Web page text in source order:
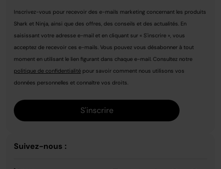
Inscrivez-vous pour recevoir des e-mails marketing concernant les produits
Shark et Ninja, ainsi que des offres, des conseils et des actualités. En
saisissant votre adresse e-mail et en cliquant sur « S'inscrire », vous
acceptez de recevoir ces e-mails. Vous pouvez vous désabonner à tout
moment en utilisant le lien figurant dans chaque e-mail. Consultez notre
politique de confidentialité pour savoir comment nous utilisons vos
données personnelles et connaître vos droits.
S'inscrire
Suivez-nous :